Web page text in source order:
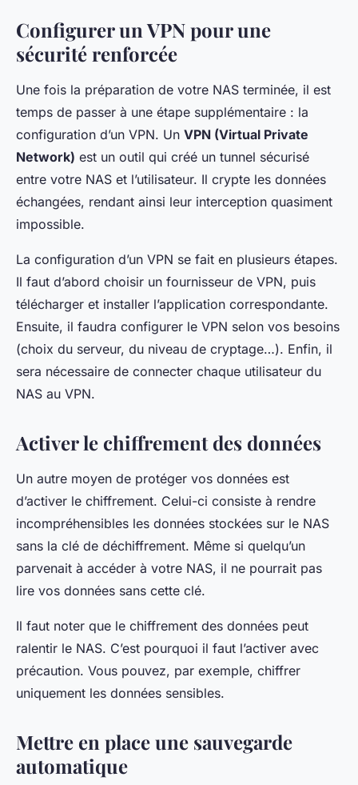
Configurer un VPN pour une
sécurité renforcée
Une fois la préparation de votre NAS terminée, il est
temps de passer à une étape supplémentaire : la
configuration d’un VPN. Un VPN (Virtual Private
Network) est un outil qui créé un tunnel sécurisé
entre votre NAS et l’utilisateur. Il crypte les données
échangées, rendant ainsi leur interception quasiment
impossible.
La configuration d’un VPN se fait en plusieurs étapes.
Il faut d’abord choisir un fournisseur de VPN, puis
télécharger et installer l’application correspondante.
Ensuite, il faudra configurer le VPN selon vos besoins
(choix du serveur, du niveau de cryptage…). Enfin, il
sera nécessaire de connecter chaque utilisateur du
NAS au VPN.
Activer le chiffrement des données
Un autre moyen de protéger vos données est
d’activer le chiffrement. Celui-ci consiste à rendre
incompréhensibles les données stockées sur le NAS
sans la clé de déchiffrement. Même si quelqu’un
parvenait à accéder à votre NAS, il ne pourrait pas
lire vos données sans cette clé.
Il faut noter que le chiffrement des données peut
ralentir le NAS. C’est pourquoi il faut l’activer avec
précaution. Vous pouvez, par exemple, chiffrer
uniquement les données sensibles.
Mettre en place une sauvegarde
automatique